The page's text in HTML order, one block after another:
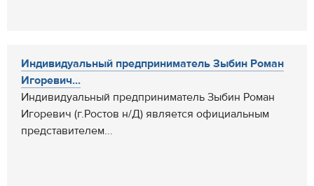
Индивидуальный предприниматель Зыбин Роман
Игоревич...
Индивидуальный предприниматель Зыбин Роман
Игоревич (г.Ростов н/Д) является официальным
представителем...